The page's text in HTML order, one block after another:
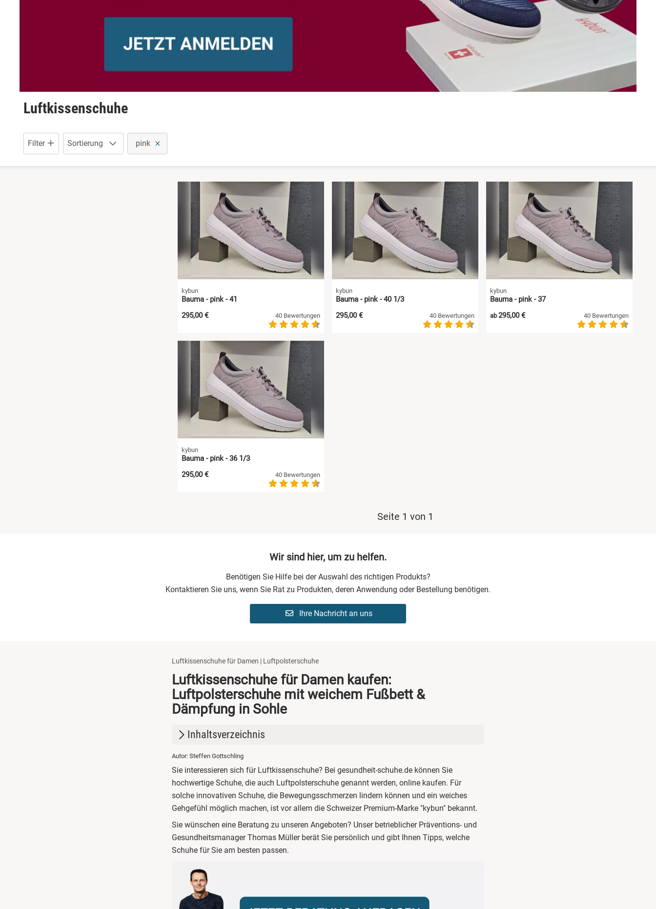
Luftkissenschuhe
Filter Sortierung pink
kybun
Bauma - pink - 41
295,00 €
40 Bewertungen
kybun
Bauma - pink - 40 1/3
295,00 €
40 Bewertungen
kybun
Bauma - pink - 37
ab295,00 € 40 Bewertungen
kybun
Bauma - pink - 36 1/3
295,00 €
40 Bewertungen
Seite 1 von 1
Wir sind hier, um zu helfen.
Benötigen Sie Hilfe bei der Auswahl des richtigen Produkts?
Kontaktieren Sie uns, wenn Sie Rat zu Produkten, deren Anwendung oder Bestellung benötigen.
Ihre Nachricht an uns
Luftkissenschuhe für Damen | Luftpolsterschuhe
Luftkissenschuhe für Damen kaufen:
Luftpolsterschuhe mit weichem Fußbett &
Dämpfung in Sohle
Inhaltsverzeichnis
1. Luftkissenschuhe für Damen
2. Gesunde Schuhe mit Luftpolstersohle
3. Luftkissenschuhe im Angebot
4.
Luftkissenschuhe online kaufen bei gesundheit-schuhe.de
Autor: Steffen Gottschling
Sie interessieren sich für Luftkissenschuhe? Bei gesundheit-schuhe.de können Sie
hochwertige Schuhe, die auch Luftpolsterschuhe genannt werden, online kaufen. Für
solche innovativen Schuhe, die Bewegungsschmerzen lindern können und ein weiches
Gehgefühl möglich machen, ist vor allem die Schweizer Premium-Marke "kybun" bekannt.
Sie wünschen eine Beratung zu unseren Angeboten? Unser betrieblicher Präventions- und
Gesundheitsmanager Thomas Müller berät Sie persönlich und gibt Ihnen Tipps, welche
Schuhe für Sie am besten passen.
Schuhe mit Klettverschluss